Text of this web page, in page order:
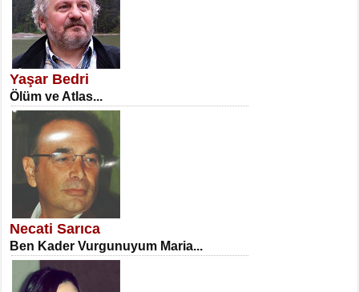
SATILMIŞ ÜMİT ÇETİNKAYA
Erkenlik...
NECLA DİLEK ARSLAN
Öğretmenler Günü Mahkemesi...
Yaşar Bedri
Ölüm ve Atlas...
Necati Sarıca
Ben Kader Vurgunuyum Maria...